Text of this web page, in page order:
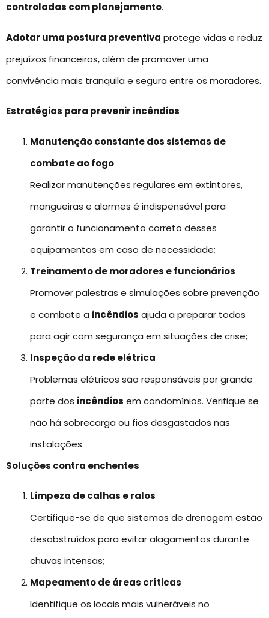
controladas com planejamento.
Adotar uma postura preventiva protege vidas e reduz
prejuízos financeiros, além de promover uma
convivência mais tranquila e segura entre os moradores.
Estratégias para prevenir incêndios
Manutenção constante dos sistemas de
combate ao fogo
Realizar manutenções regulares em extintores,
mangueiras e alarmes é indispensável para
garantir o funcionamento correto desses
equipamentos em caso de necessidade;
Treinamento de moradores e funcionários
Promover palestras e simulações sobre prevenção
e combate a incêndios ajuda a preparar todos
para agir com segurança em situações de crise;
Inspeção da rede elétrica
Problemas elétricos são responsáveis por grande
parte dos incêndios em condomínios. Verifique se
não há sobrecarga ou fios desgastados nas
instalações.
Soluções contra enchentes
Limpeza de calhas e ralos
Certifique-se de que sistemas de drenagem estão
desobstruídos para evitar alagamentos durante
chuvas intensas;
Mapeamento de áreas críticas
Identifique os locais mais vulneráveis no